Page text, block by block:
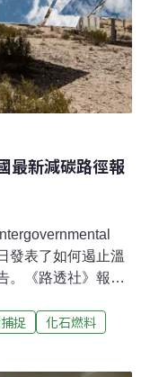
最新減碳路徑報
發表了如何遏止溫
。《路透社》報
家形容，這次的協
將發表時間延後六
捉
化石燃料